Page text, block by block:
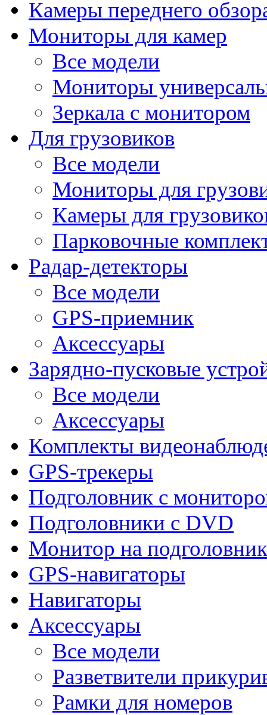
Камеры переднего
Мониторы для камер
Все модели
Мониторы
Зеркала с монитором
Для грузовиков
Все модели
Мониторы для
Камеры для
Парковочные
Радар-детекторы
Все модели
GPS-приемник
Аксессуары
Зарядно-пусковые
Все модели
Аксессуары
Комплекты
GPS-трекеры
Подголовник с
Подголовники с DVD
Монитор на подголовник
GPS-навигаторы
Навигаторы
Аксессуары
Все модели
Разветвители
Рамки для номеров